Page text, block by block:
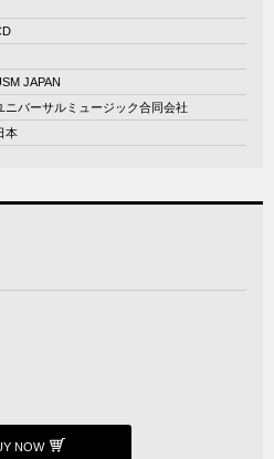
JAPAN
ニバーサルミュージック合同会社
本
NOW